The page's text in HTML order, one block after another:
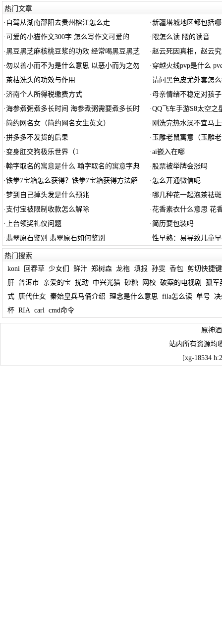
热门文章
· 自驾从湖南邵阳去贵州榕江怎么走 ·新疆塔城地区都包括
· 可爱的小猫作文300字 怎么写作文可爱的 · 隈怎么读 隈的读音
·黑豆黑芝麻核桃豆浆的功效 经常喝黑豆黑芝 ·赵云死因真相，赵云
·勿以善小而不为是什么意思 以恶小而为之勿 · 穿越火线pvp是什么
·茶枯洗头的功效与作用 ·请问黑色皮尤外套怎
·济南个人所得税缴费方式 ·母亲情绪不稳定对孩
·海参煮粥煮多长时间 海参煮粥需要煮多长时 ·QQ飞车手游S8太空之
·简约网名女（简约网名女生英文） · 刚洗完热水澡不宜马
·拼多多不发货的后果 · 玉雕老鼠寓意（玉雕
· 变身肛交狗极乐世界（1 ·ai嵌入在哪
·翰字取名的寓意是什么 翰字取名的寓意字典 · 股票被举牌会涨吗
·铁拳7宝箱怎么获得？铁拳7宝箱获得方法解 · 怎么开通微信呢
·梦到自己掉头发是什么预兆 · 哪几种花一起泡茶祛斑
· 支付宝被限制收款怎么解除 ·花香素衣什么意思 花
· 上台领奖礼仪问题 ·简历要包装吗
· 翡翠原石鉴别 翡翠原石如何鉴别 ·性早熟：易导致儿童
热门搜索
koni
回春草 少女们 鲜汁 郑树森 龙袍 填报 孙雯 香包
剪切快捷键
肝 普洱市 亲爱的宝 扰动 中兴光猫 砂糖 网校 破案的电视剧
孤军
式
唐代仕女 秦始皇兵马俑介绍 理念是什么意思 fila怎么读 单号
杯 RIA carl cmd命令
原神
站内所有资源均
[xg-18534